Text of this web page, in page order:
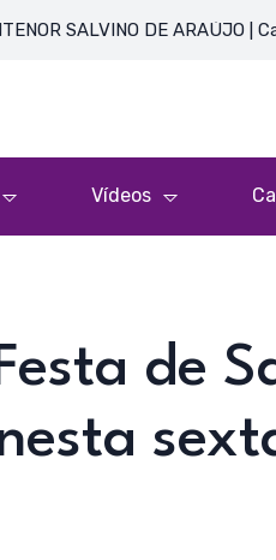
SALVINO DE ARAÚJO |
Vídeos
de